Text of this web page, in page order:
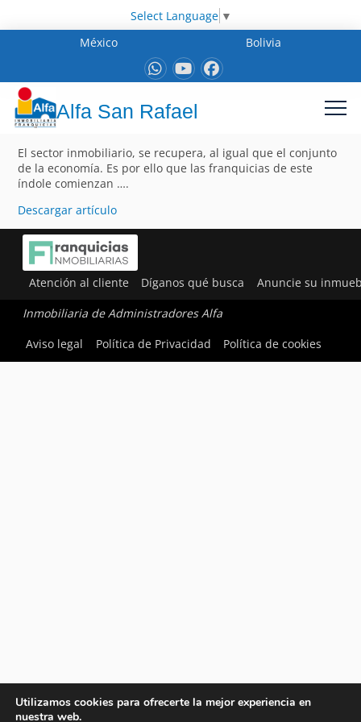
Select Language ▼
México
Bolivia
Alfa San Rafael
El sector inmobiliario, se recupera, al igual que el conjunto
de la economía. Es por ello que las franquicias de este
índole comienzan ….
Descargar artículo
Atención al cliente Díganos qué busca Anuncie su
Inmobiliaria de Administradores Alfa
Aviso legal
Política de Privacidad Política de cookies
Utilizamos cookies para ofrecerte la mejor experiencia en
nuestra web.